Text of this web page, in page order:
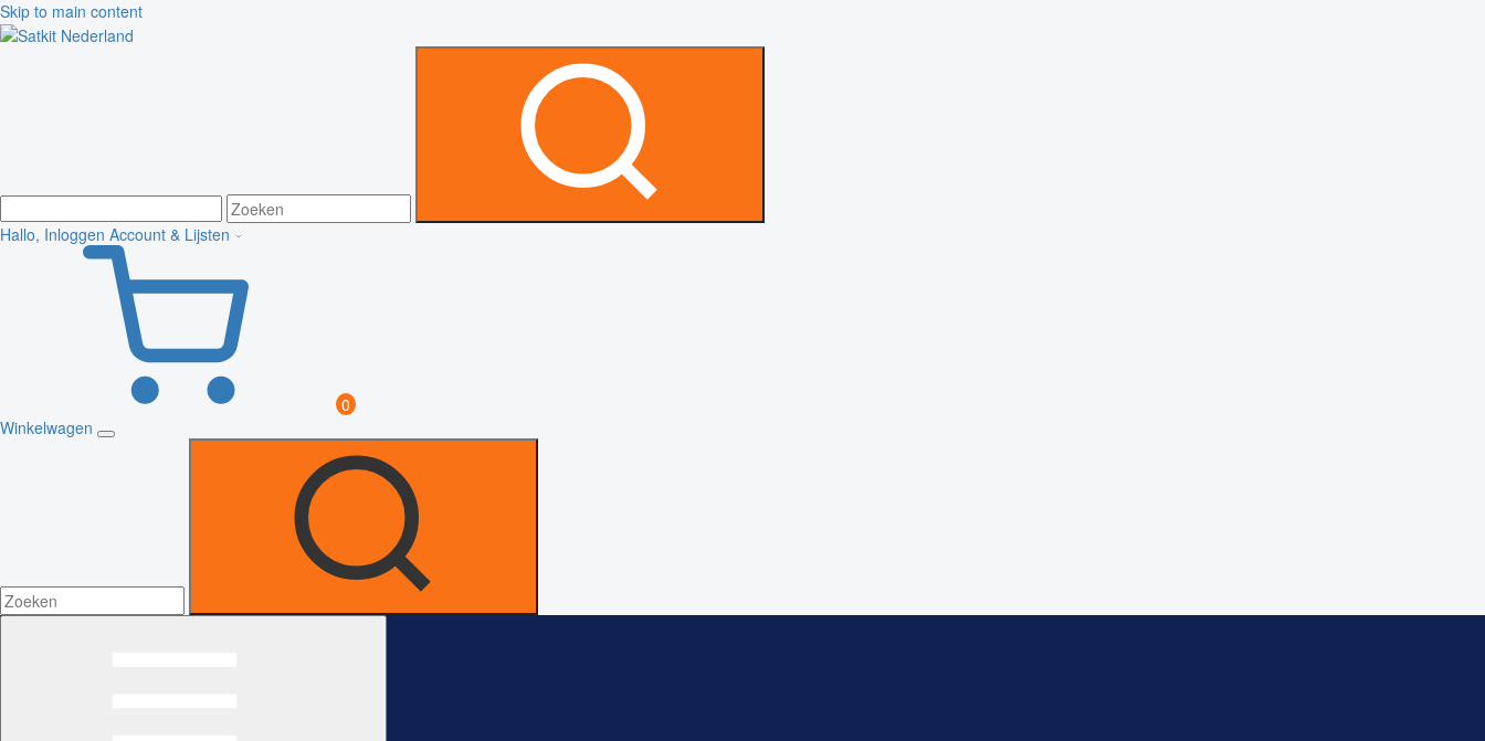
Skip to main content
Hallo, Inloggen Account & Lijsten
0
Winkelwagen